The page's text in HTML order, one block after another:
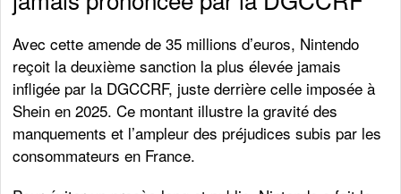
Avec cette amende de 35 millions d’euros, Nintendo
reçoit la deuxième sanction la plus élevée jamais
infligée par la DGCCRF, juste derrière celle imposée à
Shein en 2025. Ce montant illustre la gravité des
manquements et l’ampleur des préjudices subis par les
consommateurs en France.